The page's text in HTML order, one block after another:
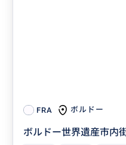
FRA ボルドー
ボルドー世界遺産市内